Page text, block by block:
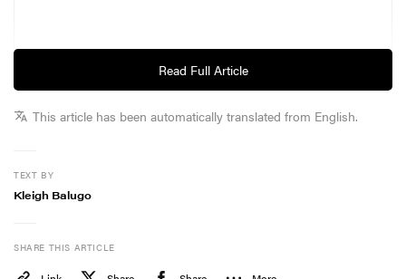
interpretações de beleza autêntica e fortalecer sua
conexão com consumidores em todos os cantos do
Read Full Article
This article has been automatically translated from English.
TEXT BY
Kleigh Balugo
SHARE THIS ARTICLE